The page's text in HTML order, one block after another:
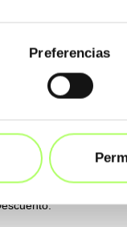
Preferencias
producto).